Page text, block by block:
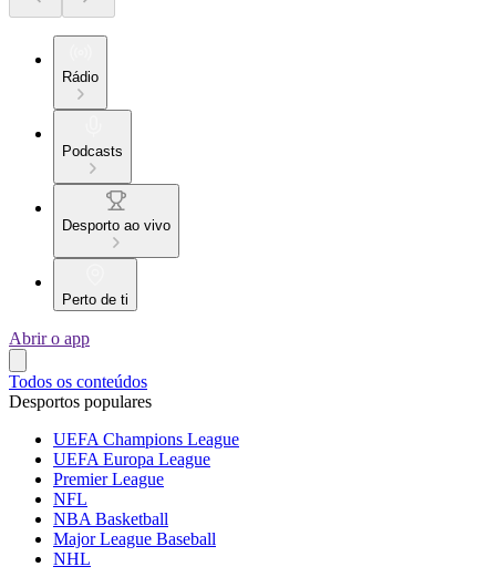
Rádio
Podcasts
Desporto ao vivo
Perto de ti
Abrir o app
Todos os conteúdos
Desportos populares
UEFA Champions League
UEFA Europa League
Premier League
NFL
NBA Basketball
Major League Baseball
NHL